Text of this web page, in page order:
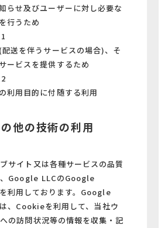
らせ及びユーザーに対し必要な
行うため
送を伴うサービスの場合)、そ
ービスを提供するため
利用目的に付随する利用
他の技術の利用
サイト又は各種サービスの品質
、Google LLCのGoogle
利用しております。Google
、Cookieを利用して、当社ウ
の訪問状況等の情報を収集・記